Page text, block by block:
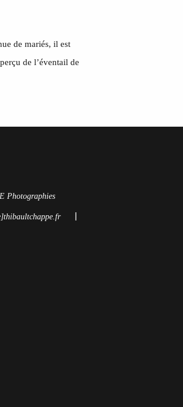
de mariés, il est
de l’éventail de
Photographies
|